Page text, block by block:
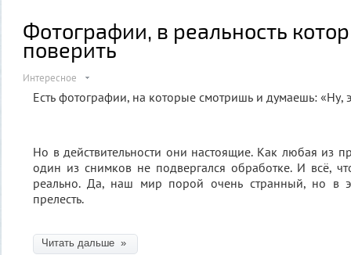
Фотографии, в реальность
поверить
Интересное
Есть фотографии, на которые смотришь и думаешь: «Ну,
Но в действительности они настоящие. Как любая из
один из снимков не подвергался обработке. И всё,
реально. Да, наш мир порой очень странный, но в
прелесть.
Читать дальше »